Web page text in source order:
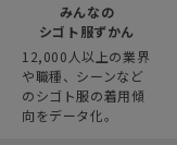
みんなの
シゴト服ずかん
12,000人以上の業界
や職種、シーンなど
のシゴト服の着用傾
向をデータ化。